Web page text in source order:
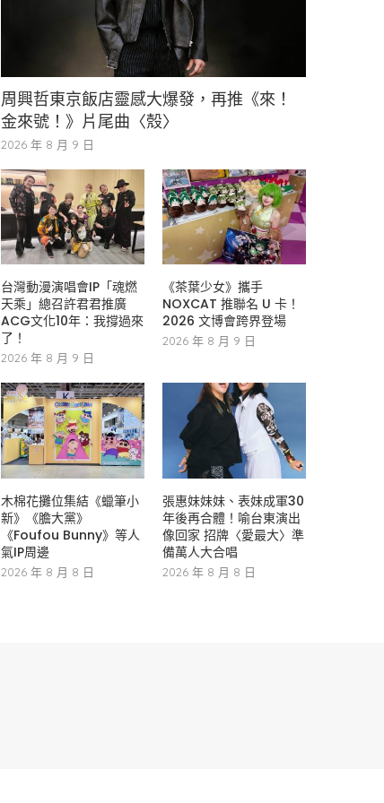
周興哲東京飯店靈感大爆發，再推《來！
金來號！》片尾曲〈殼〉
2026 年 8 月 9 日
台灣動漫演唱會IP「魂燃
天乘」總召許君君推廣
ACG文化10年：我撐過來
了！
2026 年 8 月 9 日
《茶葉少女》攜手
NOXCAT 推聯名 U 卡！
2026 文博會跨界登場
2026 年 8 月 9 日
木棉花攤位集結《蠟筆小
新》《膽大黨》
《Foufou Bunny》等人
氣IP周邊
2026 年 8 月 8 日
張惠妹妹妹、表妹成軍30
年後再合體！喻台東演出
像回家 招牌〈愛最大〉準
備萬人大合唱
2026 年 8 月 8 日